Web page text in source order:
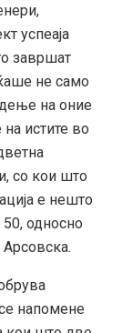
успеаја
завршат
не само
на оние
истите во
со кои што
е нешто
односно
напомене